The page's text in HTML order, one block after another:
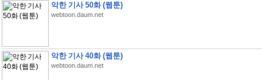
악한 기사 50화 (웹툰)
webtoon.daum.net
악한 기사 40화 (웹툰)
webtoon.daum.net